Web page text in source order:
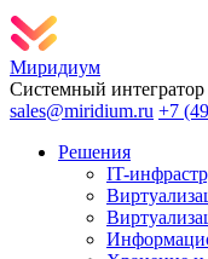
Миридиум
Системный
sales@miridium.ru +7
Решения
IT-